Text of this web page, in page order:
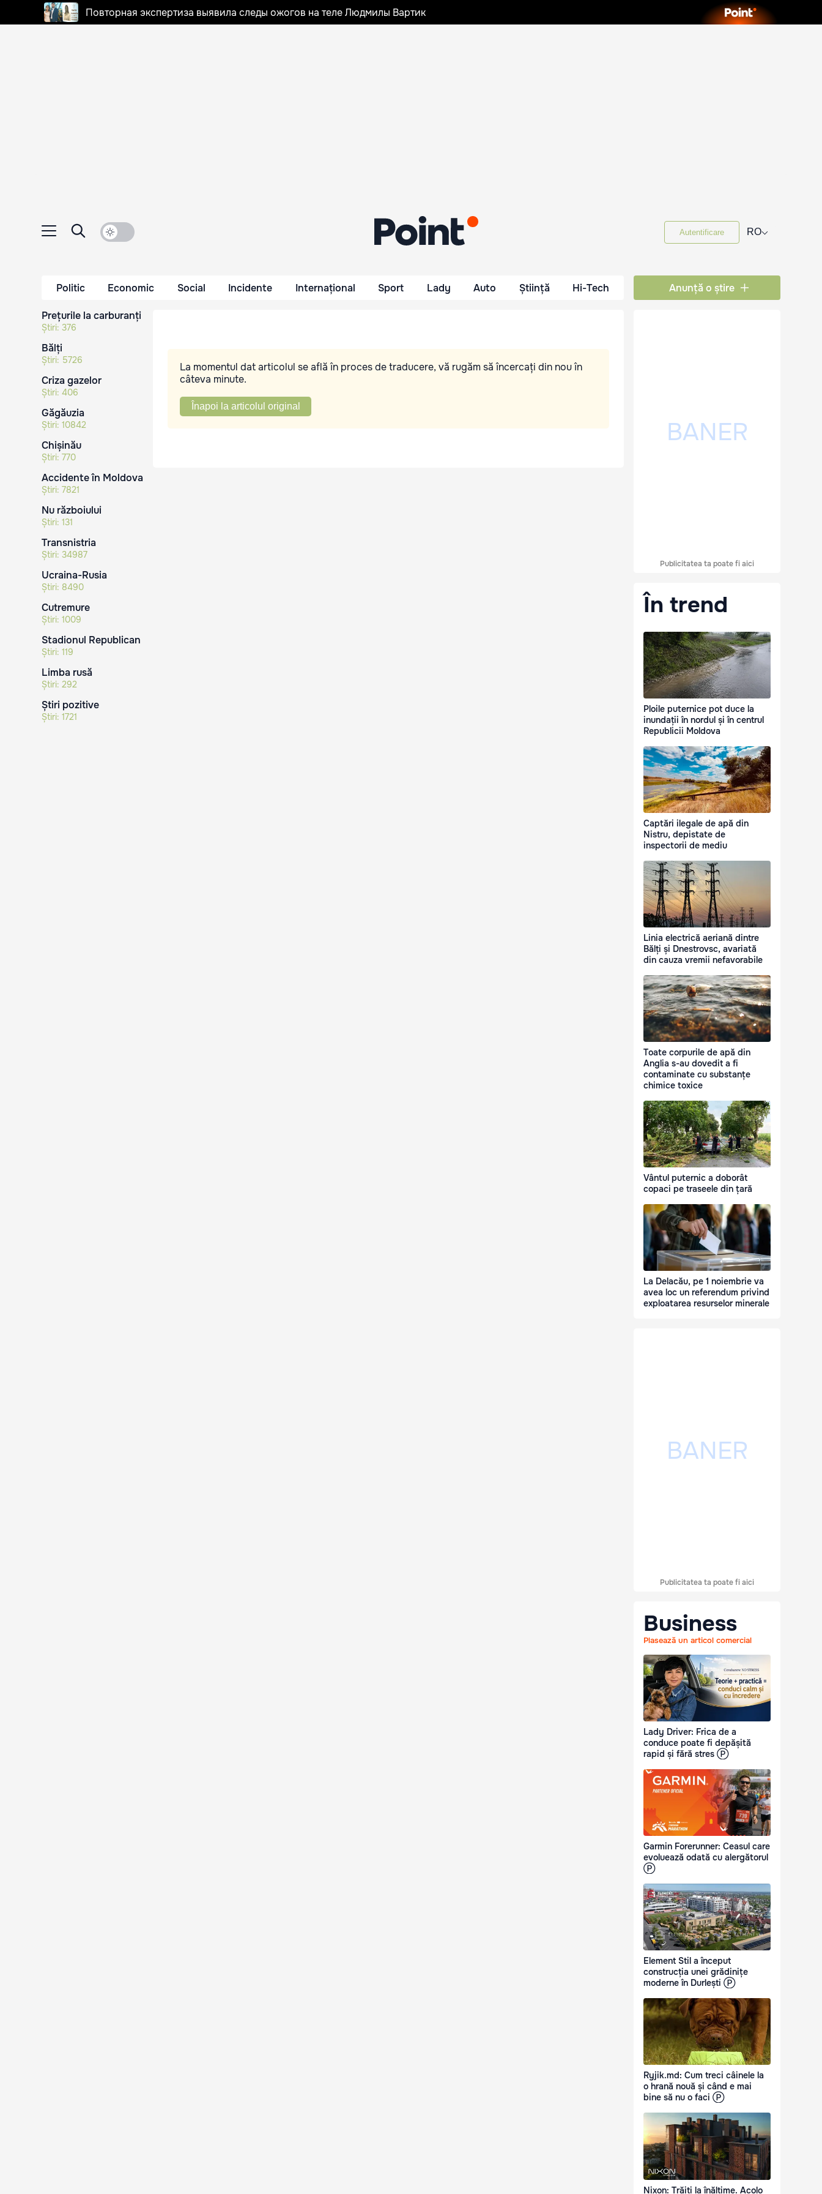
Повторная экспертиза выявила следы ожогов на теле Людмилы Вартик
Autentificare RO⌵
Politic Economic Social Incidente Internațional Sport Lady Auto Știință Hi-Tech Anunță o știre
Prețurile la carburanți
Știri: 376
Bălți
Știri: 5726
Criza gazelor
Știri: 406
Găgăuzia
Știri: 10842
Chișinău
Știri: 770
Accidente în Moldova
Știri: 7821
Nu războiului
Știri: 131
Transnistria
Știri: 34987
Ucraina-Rusia
Știri: 8490
Cutremure
Știri: 1009
Stadionul Republican
Știri: 119
Limba rusă
Știri: 292
Știri pozitive
Știri: 1721
La momentul dat articolul se află în proces de traducere, vă rugăm să încercați din nou în
câteva minute.
Înapoi la articolul original
Publicitatea ta poate fi aici
În trend
Ploile puternice pot duce la
inundații în nordul și în centrul
Republicii Moldova
Captări ilegale de apă din
Nistru, depistate de
inspectorii de mediu
Linia electrică aeriană dintre
Bălți și Dnestrovsc, avariată
din cauza vremii nefavorabile
Toate corpurile de apă din
Anglia s-au dovedit a fi
contaminate cu substanțe
chimice toxice
Vântul puternic a doborât
copaci pe traseele din țară
La Delacău, pe 1 noiembrie va
avea loc un referendum privind
exploatarea resurselor minerale
Publicitatea ta poate fi aici
Business
Plasează un articol comercial
Lady Driver: Frica de a
conduce poate fi depășită
rapid și fără stres Ⓟ
Garmin Forerunner: Ceasul care
evoluează odată cu alergătorul
Ⓟ
Element Stil a început
construcția unei grădinițe
moderne în Durlești Ⓟ
Ryjik.md: Cum treci câinele la
o hrană nouă și când e mai
bine să nu o faci Ⓟ
Nixon: Trăiți la înălțime. Acolo